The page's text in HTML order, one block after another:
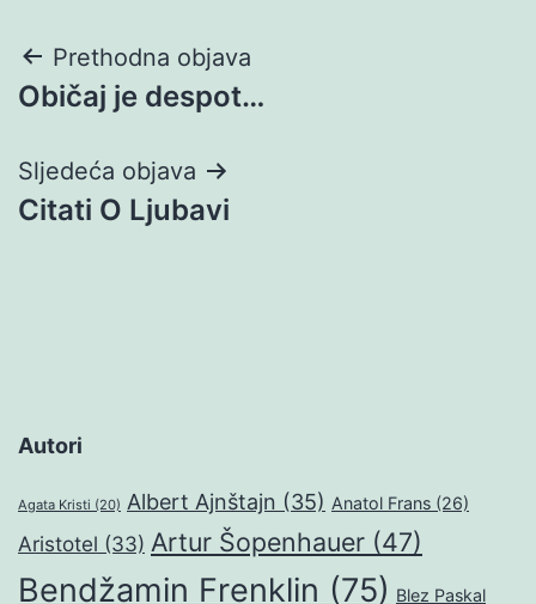
Navigacija
objava
Prethodna objava
Običaj je despot…
Sljedeća objava
Citati O Ljubavi
Autori
Agata Kristi (20) Albert Ajnštajn (35) Anatol Frans (26)
Aristotel (33) Artur Šopenhauer (47)
Bendžamin Frenklin (75) Blez Paskal